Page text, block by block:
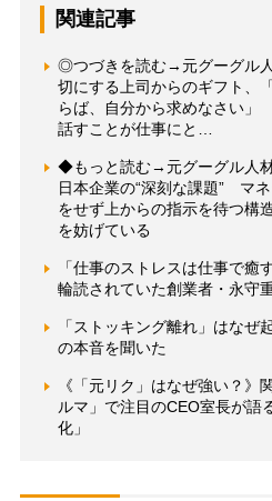
関連記事
◎つづきを読む→元グーグル
切にする上司からのギフト、
らば、自分から求めなさい
話すことが仕事にと…
◆もっと読む→元グーグル人
日本企業の“深刻な課題” マ
をせず上からの指示を待つ構
を妨げている
「仕事のストレスは仕事で
輪読されていた創業者・永守
「ストッキング離れ」はな
の本音を聞いた
《「元リク」はなぜ強い？》
ルマ」で注目のCEO室長が語
化」